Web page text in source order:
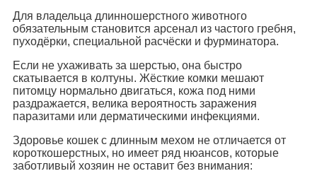
Для владельца длинношерстного животного
обязательным становится арсенал из частого гребня,
пуходёрки, специальной расчёски и фурминатора.
Если не ухаживать за шерстью, она быстро
скатывается в колтуны. Жёсткие комки мешают
питомцу нормально двигаться, кожа под ними
раздражается, велика вероятность заражения
паразитами или дерматическими инфекциями.
Здоровье кошек с длинным мехом не отличается от
короткошерстных, но имеет ряд нюансов, которые
заботливый хозяин не оставит без внимания: